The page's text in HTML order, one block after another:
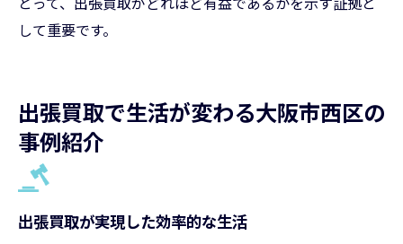
して重要です。
出張買取で生活が変わる大阪市西区の
事例紹介
出張買取が実現した効率的な生活